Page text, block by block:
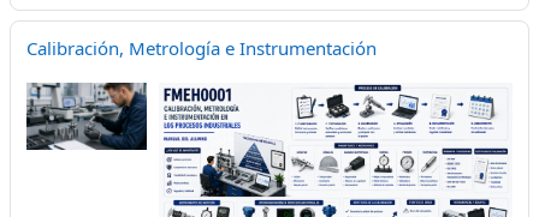
Calibración, Metrología e Instrumentación